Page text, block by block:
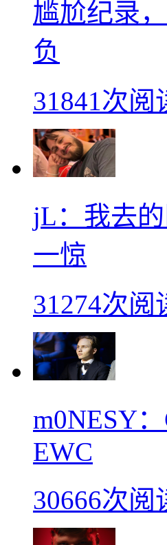
尴尬纪录
负
31841次阅
jL：我去
一惊
31274次阅
m0NESY
EWC
30666次阅